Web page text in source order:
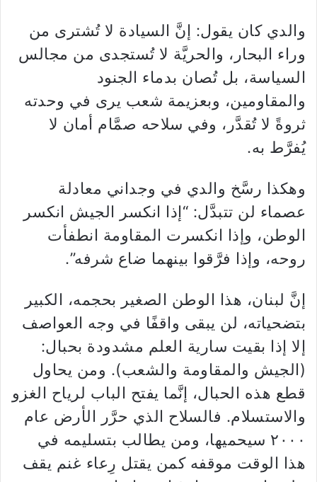
والدي كان يقول: إنَّ السيادة لا تُشترى من
وراء البحار، والحريَّة لا تُستجدى من مجالس
السياسة، بل تُصان بدماء الجنود
والمقاومين، وبعزيمة شعب يرى في وحدته
ثروةً لا تُقدَّر، وفي سلاحه صمَّام أمان لا
يُفرَّط به.
وهكذا رسَّخ والدي في وجداني معادلة
عصماء لن تتبدَّل: “إذا انكسر الجيش انكسر
الوطن، وإذا انكسرت المقاومة انطفأت
روحه، وإذا فرَّقوا بينهما ضاع شرفه”.
إنَّ لبنان، هذا الوطن الصغير بحجمه، الكبير
بتضحياته، لن يبقى واقفًا في وجه العواصف
إلا إذا بقيت سارية العلم مشدودة بحبال:
(الجيش والمقاومة والشعب). ومن يحاول
قطع هذه الحبال، إنَّما يفتح الباب لرياح الغزو
والاستسلام. فالسلاح الذي حرَّر الأرض عام
٢٠٠٠ سيحميها، ومن يطالب بتسليمه في
هذا الوقت موقفه كمن يقتل رِعاء غنم يقف